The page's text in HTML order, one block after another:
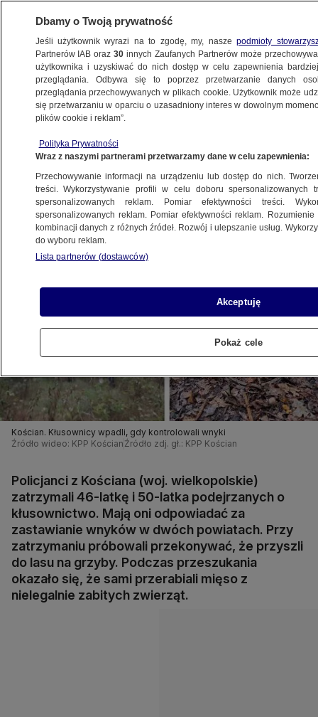
POZNAŃ
że są na grzybach
26.10.2023, 12:02
Udostępnij
Kościan. Kłusownicy wpadli, gdy kontrolowali wnyki
Źródło wideo: KPP Kościan Źródło zdj. gł.: KPP Kościan
Policjanci z Kościana (woj. wielkopolskie)
zatrzymali 46-latkę i 50-latka podejrzanych o
kłusownictwo. Mają oni odpowiadać za
zastawianie wnyków w dwóch powiatach. Przy
zatrzymaniu próbowali przekonywać, że przyszli
do lasu na grzyby. Podczas przeszukania
okazało się, że sami przerabiali mięso z
nielegalnie zabitych zwierząt.
Dbamy o Twoją prywatność
Jeśli użytkownik wyrazi na to zgodę, my, naszepodmioty
Partnerów IAB oraz30 innych Zaufanych Partnerów może
użytkownika i uzyskiwać do nich dostęp w celu zapewnienia
przeglądania. Odbywa się to poprzez przetwarzanie danych
przeglądania przechowywanych w plikach cookie. Użytkownik może
się przetwarzaniu w oparciu o uzasadniony interes w dowolnym
plików cookie i reklam”.
Polityka Prywatności
Wraz z naszymi partnerami przetwarzamy dane w celu zapewnienia:
Przechowywanie informacji na urządzeniu lub dostęp do nich.
treści. Wykorzystywanie profili w celu doboru spersonalizowanych
spersonalizowanych reklam. Pomiar efektywności treści.
spersonalizowanych reklam. Pomiar efektywności reklam.
kombinacji danych z różnych źródeł. Rozwój i ulepszanie usług.
do wyboru reklam.
Lista partnerów (dostawców)
Akceptuję
Pokaż cele